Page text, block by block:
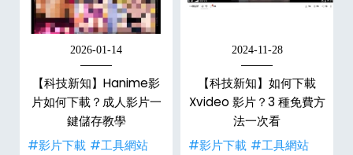
2026-01-14
【科技新知】Hanime影
片如何下載？成人影片一
鍵儲存教學
#影片下載 #工具網站
2024-11-28
【科技新知】如何下載
Xvideo 影片？3 種免費方
法一次看
#影片下載 #工具網站